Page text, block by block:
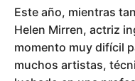
Este año, mientras
Helen Mirren, actriz
momento muy difícil
muchos artistas,